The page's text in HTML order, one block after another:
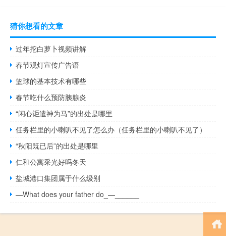
猜你想看的文章
过年挖白萝卜视频讲解
春节观灯宣传广告语
篮球的基本技术有哪些
春节吃什么预防胰腺炎
“闲心讵遣神为马”的出处是哪里
任务栏里的小喇叭不见了怎么办（任务栏里的小喇叭不见了）
“秋阳既已后”的出处是哪里
仁和公寓采光好吗冬天
盐城港口集团属于什么级别
—What does your father do_—______